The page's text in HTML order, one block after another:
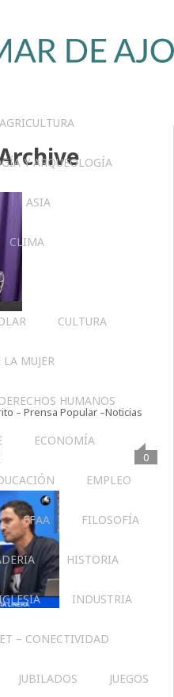
AGRICULTURA
Y ARQUEOLOGÍA
ASIA
CLIMA
CULTURA
MUJER
DERECHOS HUMANOS
ECONOMÍA
EMPLEO
FFAA FILOSOFÍA
HISTORIA
IGLESIA INDUSTRIA
– CONECTIVIDAD
JUBILADOS JUEGOS
– Prensa Popular –Noticias
0